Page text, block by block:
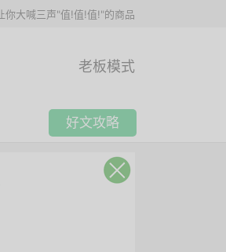
你大喊三声"值!值!值!"的商品
老板模式
好文攻略